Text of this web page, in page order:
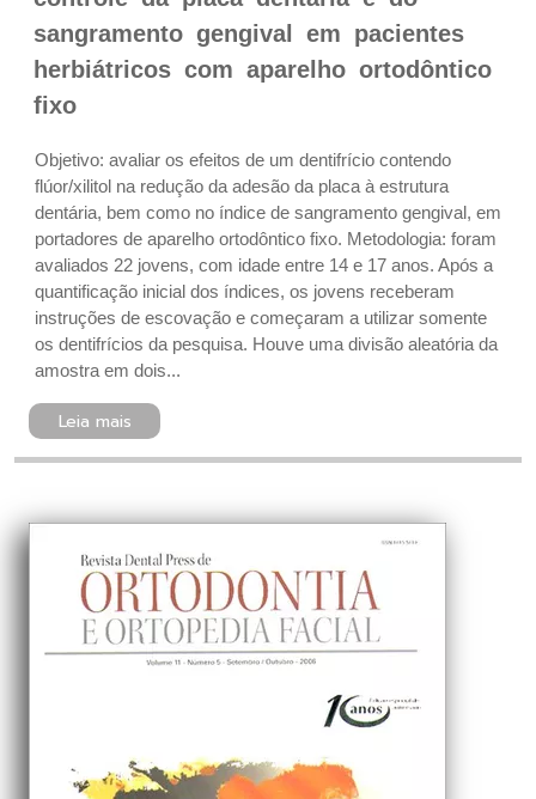
sangramento gengival em pacientes
herbiátricos com aparelho ortodôntico
fixo
Objetivo: avaliar os efeitos de um dentifrício contendo
flúor/xilitol na redução da adesão da placa à estrutura
dentária, bem como no índice de sangramento gengival, em
portadores de aparelho ortodôntico fixo. Metodologia: foram
avaliados 22 jovens, com idade entre 14 e 17 anos. Após a
quantificação inicial dos índices, os jovens receberam
instruções de escovação e começaram a utilizar somente
os dentifrícios da pesquisa. Houve uma divisão aleatória da
amostra em dois...
Leia mais